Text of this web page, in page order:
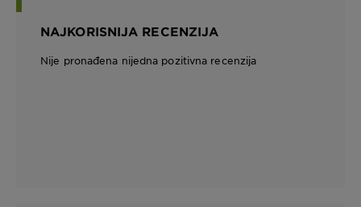
NAJKORISNIJA RECENZIJA
Nije pronađena nijedna pozitivna recenzija